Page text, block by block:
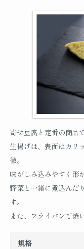
寄せ豆腐と定番の商品
生揚げは、表面はカリ
徴。
味がしみ込みやすく形
野菜と一緒に煮込んだ
す。
また、フライパンで焼
規格